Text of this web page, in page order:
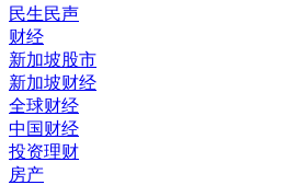
民生民声
财经
新加坡股市
新加坡财经
全球财经
中国财经
投资理财
房产